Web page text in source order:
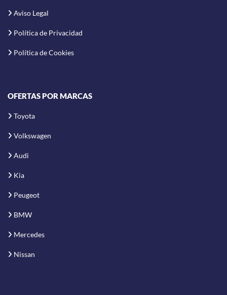
Aviso Legal
Política de Privacidad
Política de Cookies
OFERTAS POR MARCAS
Toyota
Volkswagen
Audi
Kia
Peugeot
BMW
Mercedes
Nissan